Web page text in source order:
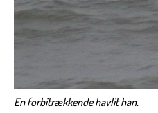
En forbitrækkende havlit han.